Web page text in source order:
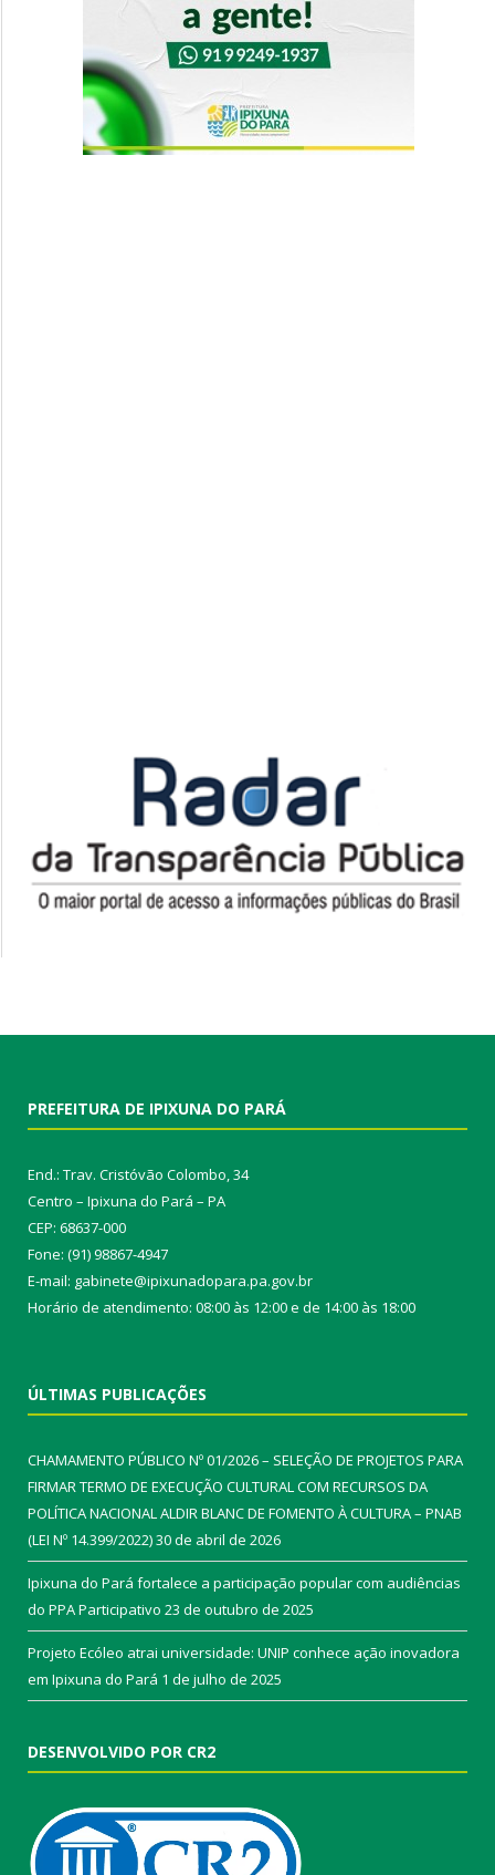
PREFEITURA DE IPIXUNA DO PARÁ
End.: Trav. Cristóvão Colombo, 34
Centro – Ipixuna do Pará – PA
CEP: 68637-000
Fone: (91) 98867-4947
E-mail: gabinete@ipixunadopara.pa.gov.br
Horário de atendimento: 08:00 às 12:00 e de 14:00 às 18:00
ÚLTIMAS PUBLICAÇÕES
CHAMAMENTO PÚBLICO Nº 01/2026 – SELEÇÃO DE PROJETOS PARA
FIRMAR TERMO DE EXECUÇÃO CULTURAL COM RECURSOS DA
POLÍTICA NACIONAL ALDIR BLANC DE FOMENTO À CULTURA – PNAB
(LEI Nº 14.399/2022)30 de abril de 2026
Ipixuna do Pará fortalece a participação popular com audiências
do PPA Participativo 23 de outubro de 2025
Projeto Ecóleo atrai universidade: UNIP conhece ação inovadora
em Ipixuna do Pará 1 de julho de 2025
DESENVOLVIDO POR CR2